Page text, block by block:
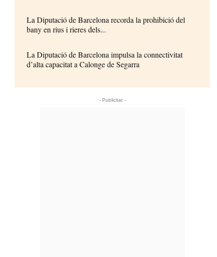
La Diputació de Barcelona recorda la prohibició del
bany en rius i rieres dels...
La Diputació de Barcelona impulsa la connectivitat
d’alta capacitat a Calonge de Segarra
- Publicitat -